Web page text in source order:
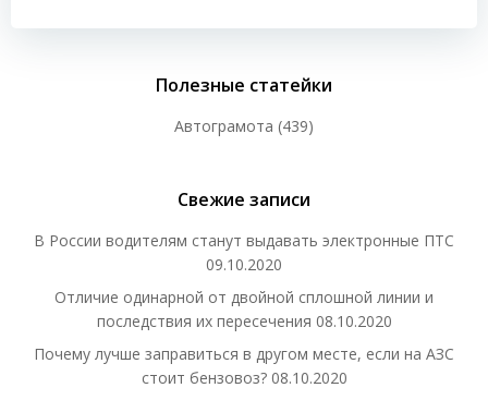
записям
Полезные статейки
Автограмота (439)
Свежие записи
В России водителям станут выдавать электронные ПТС
09.10.2020
Отличие одинарной от двойной сплошной линии и
последствия их пересечения 08.10.2020
Почему лучше заправиться в другом месте, если на АЗС
стоит бензовоз? 08.10.2020